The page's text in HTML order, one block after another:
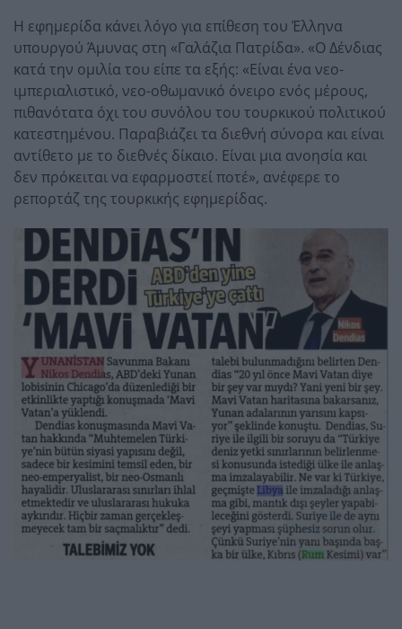
Η εφημερίδα κάνει λόγο για επίθεση του Έλληνα
υπουργού Άμυνας στη «Γαλάζια Πατρίδα». «Ο Δένδιας
κατά την ομιλία του είπε τα εξής: «Είναι ένα νεο-
ιμπεριαλιστικό, νεο-οθωμανικό όνειρο ενός μέρους,
πιθανότατα όχι του συνόλου του τουρκικού πολιτικού
κατεστημένου. Παραβιάζει τα διεθνή σύνορα και είναι
αντίθετο με το διεθνές δίκαιο. Είναι μια ανοησία και
δεν πρόκειται να εφαρμοστεί ποτέ», ανέφερε το
ρεπορτάζ της τουρκικής εφημερίδας.